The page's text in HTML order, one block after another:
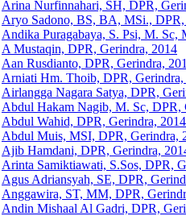
Arina Nurfinnahari, SH, DPR,
Aryo Sadono, BS, BA, MSi.,
Andika Puragabaya, S. Psi, M. Sc,
A Mustaqin, DPR, Gerindra, 2014
Aan Rusdianto, DPR, Gerindra,
Arniati Hm. Thoib, DPR, Gerindra,
Airlangga Nagara Satya, DPR,
Abdul Hakam Nagib, M. Sc, DPR,
Abdul Wahid, DPR, Gerindra, 2014
Abdul Muis, MSI, DPR, Gerindra,
Ajib Hamdani, DPR, Gerindra,
Arinta Samiktiawati, S.Sos, DPR,
Agus Adriansyah, SE, DPR,
Anggawira, ST, MM, DPR,
Andin Mishaal Al Gadri, DPR,